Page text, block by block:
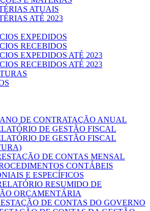
ATUAIS
ATÉ 2023
EXPEDIDOS
RECEBIDOS
EXPEDIDOS ATÉ 2023
RECEBIDOS ATÉ 2023
DE CONTRATAÇÃO ANUAL
DE GESTÃO FISCAL
DE GESTÃO FISCAL
DE CONTAS MENSAL
CONTÁBEIS
E ESPECÍFICOS
RESUMIDO DE
ORÇAMENTÁRIA
DE CONTAS DO GOVERNO